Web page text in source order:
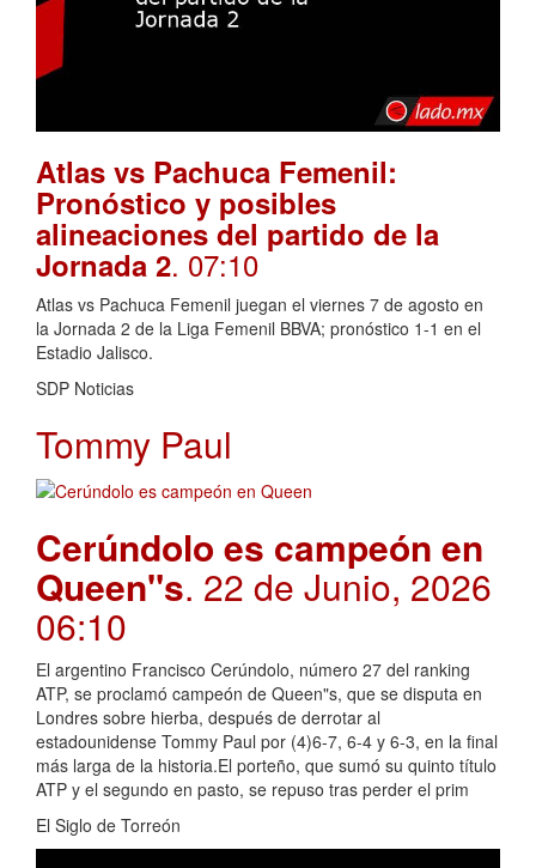
Atlas vs Pachuca Femenil:
Pronóstico y posibles
alineaciones del partido de la
Jornada 2. 07:10
Atlas vs Pachuca Femenil juegan el viernes 7 de agosto en
la Jornada 2 de la Liga Femenil BBVA; pronóstico 1-1 en el
Estadio Jalisco.
SDP Noticias
Tommy Paul
Cerúndolo es campeón en
Queen"s. 22 de Junio, 2026
06:10
El argentino Francisco Cerúndolo, número 27 del ranking
ATP, se proclamó campeón de Queen"s, que se disputa en
Londres sobre hierba, después de derrotar al
estadounidense Tommy Paul por (4)6-7, 6-4 y 6-3, en la final
más larga de la historia.El porteño, que sumó su quinto título
ATP y el segundo en pasto, se repuso tras perder el prim
El Siglo de Torreón